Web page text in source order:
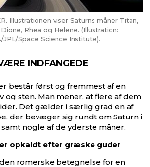
Illustrationen viser Saturns måner Titan,
Rhea og Helene. (Illustration:
JPL/Space Science Institute).
INDFANGEDE
består først og fremmest af en
og sten. Man mener, at flere af dem
Det gælder i særlig grad en af
der bevæger sig rundt om Saturn i
nogle af de yderste måner.
opkaldt efter græske guder
romerske betegnelse for en